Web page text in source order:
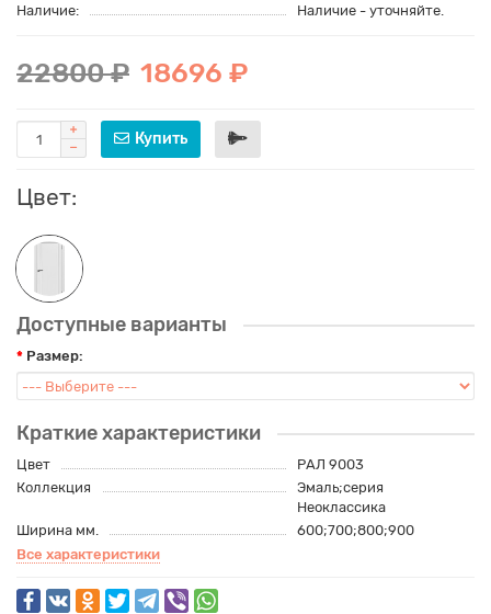
Наличие:
Наличие - уточняйте.
22800 ₽ 18696 ₽
Купить
Цвет:
Доступные варианты
Размер:
Краткие характеристики
Цвет
РАЛ 9003
Коллекция
Эмаль;серия
Неоклассика
Ширина мм.
600;700;800;900
Все характеристики